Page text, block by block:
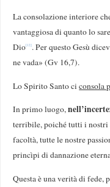
La consolazione interiore
vantaggiosa di quanto lo
Dio[12]. Per questo Gesù
ne vada» (Gv 16,7).
Lo Spirito Santo ciconsola
In primo luogo,
terribile, poiché tutti i nostri
facoltà, tutte le nostre
princìpi di dannazione
Questa è una verità di fede,